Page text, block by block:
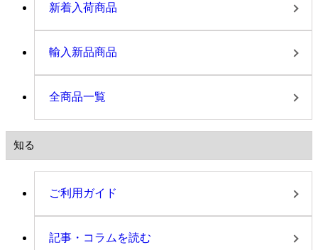
新着入荷商品
輸入新品商品
全商品一覧
知る
ご利用ガイド
記事・コラムを読む